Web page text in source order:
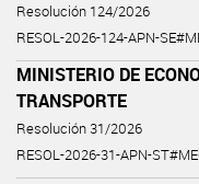
Resolución 124/2026
RESOL-2026-124-APN-
MINISTERIO DE
TRANSPORTE
Resolución 31/2026
RESOL-2026-31-APN-